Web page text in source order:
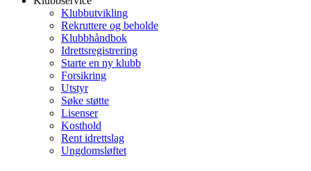
Klubbutvikling
Rekruttere og beholde
Klubbhåndbok
Idrettsregistrering
Starte en ny klubb
Forsikring
Utstyr
Søke støtte
Lisenser
Kosthold
Rent idrettslag
Ungdomsløftet